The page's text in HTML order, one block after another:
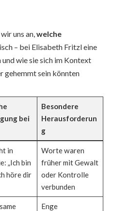
uns an, welche
– bei Elisabeth Fritzl eine
wie sie sich im Kontext
gehemmt sein könnten
bei
Besondere
Herausforderun
g
in
„Ich bin
höre dir
Worte waren
früher mit Gewalt
oder Kontrolle
verbunden
Enge